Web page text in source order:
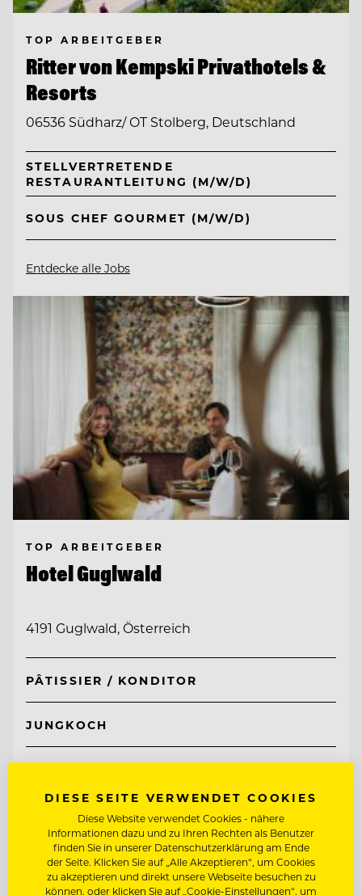
TOP ARBEITGEBER
Ritter von Kempski Privathotels &
Resorts
06536 Südharz/ OT Stolberg, Deutschland
STELLVERTRETENDE
RESTAURANTLEITUNG (M/W/D)
SOUS CHEF GOURMET (M/W/D)
Entdecke alle Jobs
TOP ARBEITGEBER
Hotel Guglwald
4191 Guglwald, Österreich
PÂTISSIER / KONDITOR
JUNGKOCH
DIESE SEITE VERWENDET COOKIES
Diese Website verwendet Cookies - nähere
Informationen dazu und zu Ihren Rechten als Benutzer
finden Sie in unserer Datenschutzerklärung am Ende
der Seite. Klicken Sie auf „Alle Akzeptieren“, um Cookies
zu akzeptieren und direkt unsere Webseite besuchen zu
können, oder klicken Sie auf „Cookie-Einstellungen“, um